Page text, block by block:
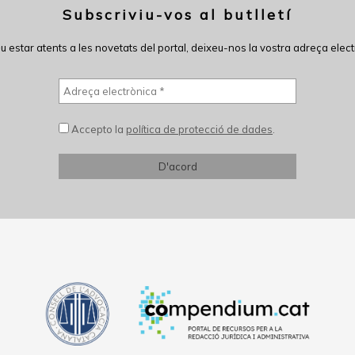
Subscriviu-vos al butlletí
estar atents a les novetats del portal, deixeu-nos la vostra adreça
Accepto la política de protecció de dades